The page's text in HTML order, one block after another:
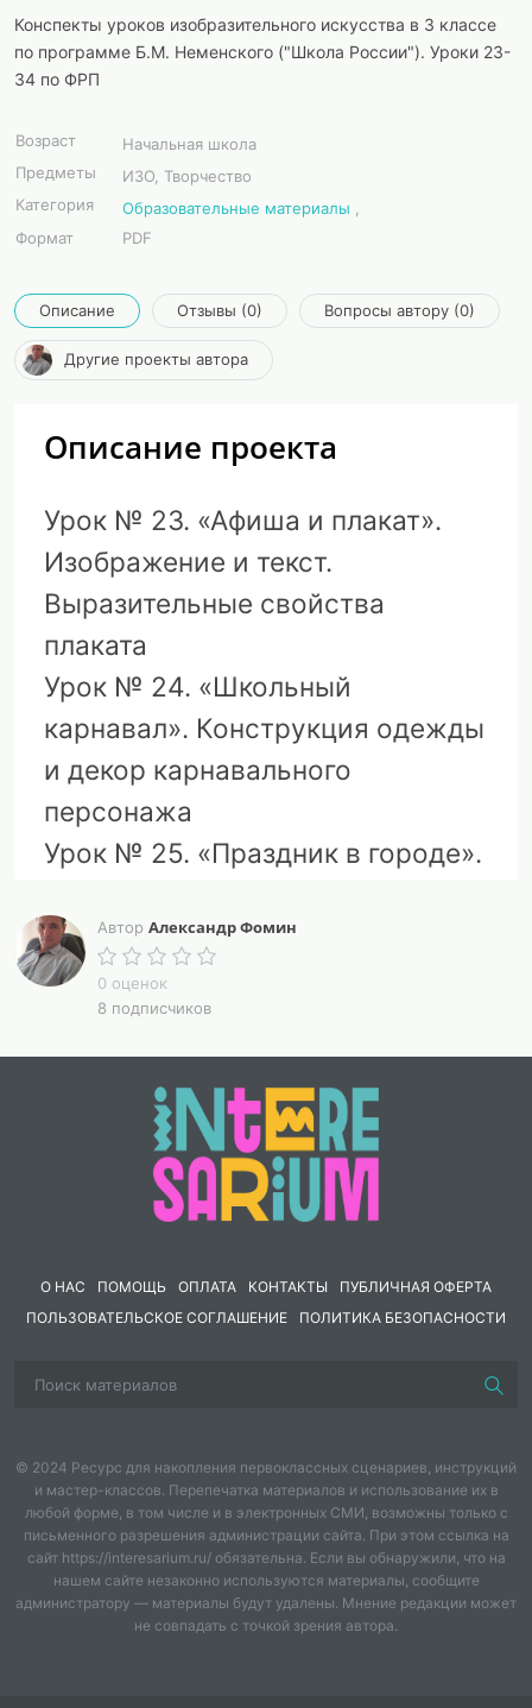
Конспекты уроков изобразительного искусства в 3 классе
по программе Б.М. Неменского ("Школа России"). Уроки 23-
34 по ФРП
Возраст
Начальная школа
Предметы
ИЗО, Творчество
Категория
Образовательные материалы
Формат
PDF
Описание Отзывы (0) Вопросы автору (0)
Другие проекты автора
Описание проекта
Урок № 23. «Афиша и плакат».
Изображение и текст.
Выразительные свойства
плаката
Урок № 24. «Школьный
карнавал». Конструкция одежды
и декор карнавального
персонажа
Урок № 25. «Праздник в городе».
искусство в жизни человека
Урок № 26. «Музей в жизни
города». Художественные музеи
Урок № 27. «Картина – особый
мир». Жанры живописи. Великие
художники-живописцы
Урок № 28. «Картина-пейзаж».
Настроение в пейзаже. Картины
Урок № 29. «Картина-портрет».
портретистов. Образ, характер
портрете
Урок № 30. «Картина-
натюрморт». Натюрморты
известных художников. О чём
рассказали натюрморты
Автор Александр Фомин
0 оценок
8 подписчиков
О НАС ПОМОЩЬ ОПЛАТА КОНТАКТЫ
ПУБЛИЧНАЯ ОФЕРТА
ПОЛЬЗОВАТЕЛЬСКОЕ СОГЛАШЕНИЕ
ПОЛИТИКА БЕЗОПАСНОСТИ
© 2024 Ресурс для накопления первоклассных сценариев, инструкций
и мастер-классов. Перепечатка материалов и использование их в
любой форме, в том числе и в электронных СМИ, возможны только с
письменного разрешения администрации сайта. При этом ссылка на
сайт https://interesarium.ru/ обязательна. Если вы обнаружили, что на
нашем сайте незаконно используются материалы, сообщите
администратору — материалы будут удалены. Мнение редакции может
не совпадать с точкой зрения автора.